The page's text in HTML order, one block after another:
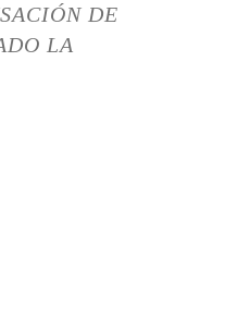
DE
LA